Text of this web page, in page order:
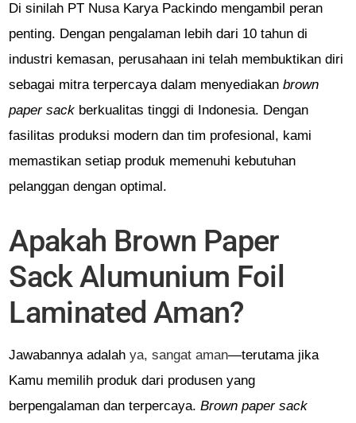
Di sinilah PT Nusa Karya Packindo mengambil peran
penting. Dengan pengalaman lebih dari 10 tahun di
industri kemasan, perusahaan ini telah membuktikan diri
sebagai mitra terpercaya dalam menyediakanbrown
paper sack berkualitas tinggi di Indonesia. Dengan
fasilitas produksi modern dan tim profesional, kami
memastikan setiap produk memenuhi kebutuhan
pelanggan dengan optimal.
Apakah Brown Paper
Sack Alumunium Foil
Laminated Aman?
Jawabannya adalahya, sangat aman—terutama jika
Kamu memilih produk dari produsen yang
berpengalaman dan terpercaya.Brown paper sack